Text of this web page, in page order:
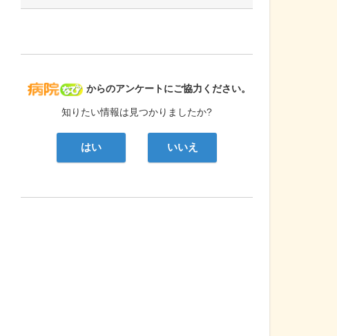
病院なび
からのアンケートにご協力ください。
知りたい情報は見つかりましたか?
はい いいえ